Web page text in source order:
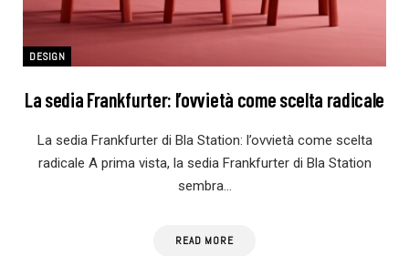
DESIGN
La sedia Frankfurter: l’ovvietà come scelta radicale
La sedia Frankfurter di Bla Station: l’ovvietà come scelta
radicale A prima vista, la sedia Frankfurter di Bla Station
sembra…
READ MORE